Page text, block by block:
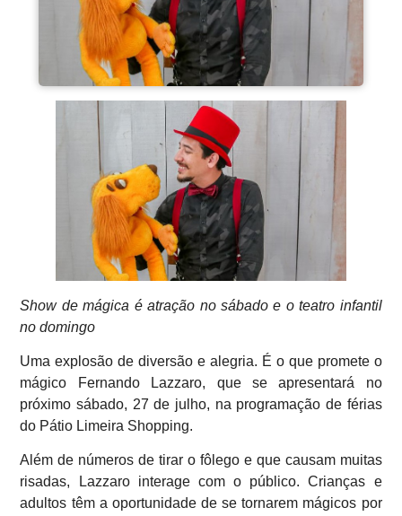
Show de mágica é atração no sábado e o teatro infantil
no domingo
Uma explosão de diversão e alegria. É o que promete o
mágico Fernando Lazzaro, que se apresentará no
próximo sábado, 27 de julho, na programação de férias
do Pátio Limeira Shopping.
Além de números de tirar o fôlego e que causam muitas
risadas, Lazzaro interage com o público. Crianças e
adultos têm a oportunidade de se tornarem mágicos por